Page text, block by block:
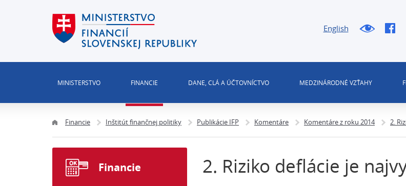
English
MINISTERSTVO FINANCIE DANE, CLÁ A ÚČTOVNÍCTVO MEDZINÁRODNÉ VZŤAHY
Financie Inštitút finančnej politiky Publikácie IFP Komentáre Komentáre z roku 2014 2.
2. Riziko deflácie je
Financie